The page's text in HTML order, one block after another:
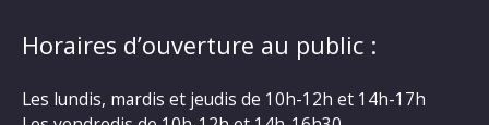
Horaires d’ouverture au public :
Les lundis, mardis et jeudis de 10h-12h et 14h-17h